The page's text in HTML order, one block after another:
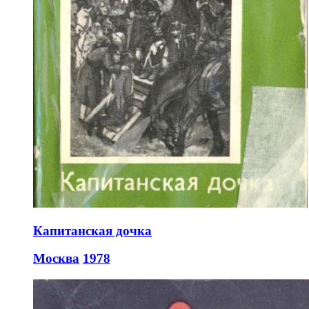
Капитанская дочка
Москва 1978